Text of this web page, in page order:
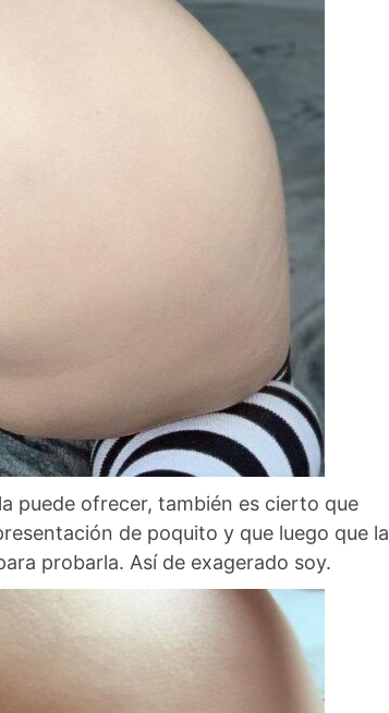
puede ofrecer, también es cierto que
de poquito y que luego que la
probarla. Así de exagerado soy.